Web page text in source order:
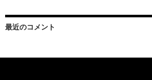
最近のコメント